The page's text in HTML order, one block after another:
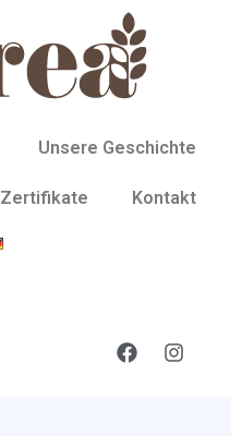
Unsere Geschichte
Zertifikate Kontakt